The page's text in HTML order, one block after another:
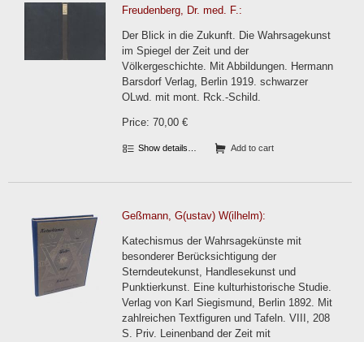
Freudenberg, Dr. med. F.:
Der Blick in die Zukunft. Die Wahrsagekunst
im Spiegel der Zeit und der
Völkergeschichte. Mit Abbildungen. Hermann
Barsdorf Verlag, Berlin 1919. schwarzer
OLwd. mit mont. Rck.-Schild.
Price: 70,00 €
Show details… Add to cart
Geßmann, G(ustav) W(ilhelm):
Katechismus der Wahrsagekünste mit
besonderer Berücksichtigung der
Sterndeutekunst, Handlesekunst und
Punktierkunst. Eine kulturhistorische Studie.
Verlag von Karl Siegismund, Berlin 1892. Mit
zahlreichen Textfiguren und Tafeln. VIII, 208
S. Priv. Leinenband der Zeit mit